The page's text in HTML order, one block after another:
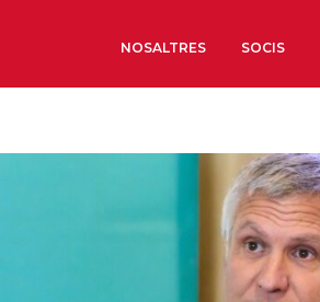
NOSALTRES SOCIS